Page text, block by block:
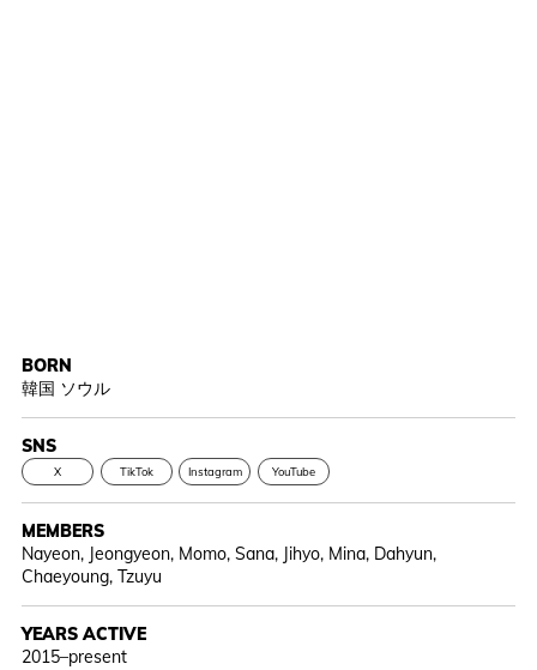
BORN
韓国 ソウル
SNS
X TikTok Instagram YouTube
MEMBERS
Nayeon, Jeongyeon, Momo, Sana, Jihyo, Mina, Dahyun,
Chaeyoung, Tzuyu
YEARS ACTIVE
2015–present